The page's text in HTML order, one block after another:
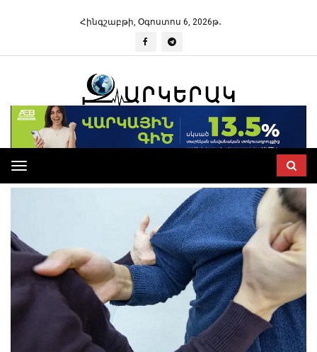
Հինգշաբթի, Օգոստոս 6, 2026թ․
Toggle
navigation